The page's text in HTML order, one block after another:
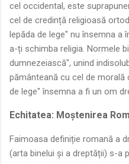
cel occidental, este
cel de credință religioasă
lepăda de lege" nu însemna a
a-ți schimba religia. Normele
dumnezeiască", unind
pământeană cu cel de
de lege" însemna a fi un om
Echitatea: Moștenirea
Faimoasa definiție romană a
(arta binelui și a dreptății) s-a